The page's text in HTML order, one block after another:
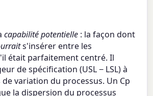
capabilité potentielle : la façon dont
s'insérer entre les
était parfaitement centré. Il
de spécification (USL − LSL) à
variation du processus. Un Cp
la dispersion du processus